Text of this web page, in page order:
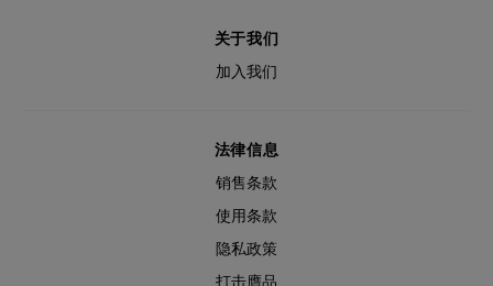
关于我们
加入我们
法律信息
销售条款
使用条款
隐私政策
打击膺品